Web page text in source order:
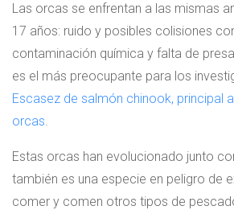
Las orcas se enfrentan a las mismas
17 años: ruido y posibles colisiones
contaminación química y falta de
es el más preocupante para los
Escasez de salmón chinook, principal
orcas.
Estas orcas han evolucionado junto
también es una especie en peligro de
comer y comen otros tipos de